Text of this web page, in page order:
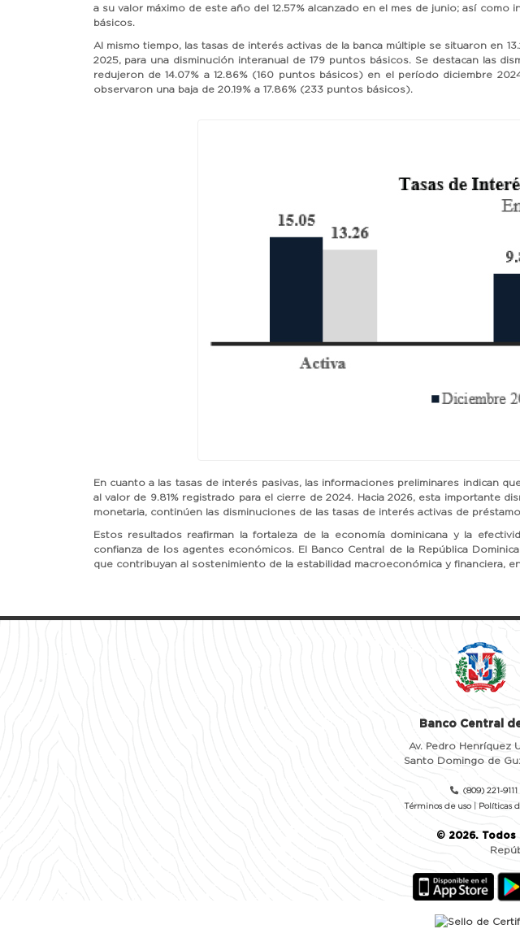
a su valor máximo de este año del 12.57% alcanzado en el mes de junio; así
básicos.
Al mismo tiempo, las tasas de interés activas de la banca múltiple se situaron en
2025, para una disminución interanual de 179 puntos básicos. Se destacan las
redujeron de 14.07% a 12.86% (160 puntos básicos) en el período diciembre
observaron una baja de 20.19% a 17.86% (233 puntos básicos).
En cuanto a las tasas de interés pasivas, las informaciones preliminares indican
al valor de 9.81% registrado para el cierre de 2024. Hacia 2026, esta importante
monetaria, continúen las disminuciones de las tasas de interés activas de
Estos resultados reafirman la fortaleza de la economía dominicana y la
confianza de los agentes económicos. El Banco Central de la República
que contribuyan al sostenimiento de la estabilidad macroeconómica y financiera,
Banco Central
Av. Pedro Henríquez
Santo Domingo de
(809) 221-9111
Términos de uso
Políticas
© 2026. Todos